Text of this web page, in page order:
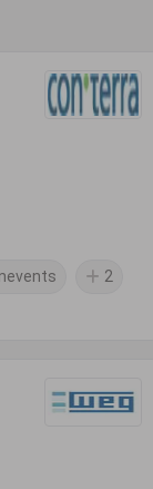
2